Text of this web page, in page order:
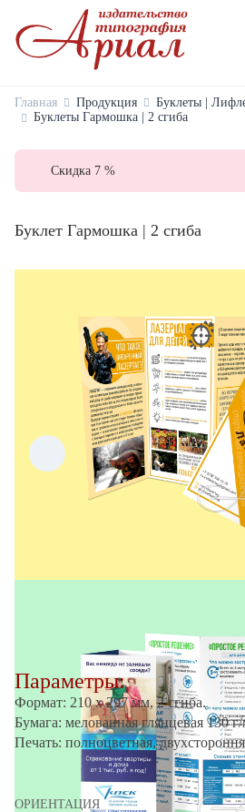
Главная Продукция
Буклеты |
Буклеты Гармошка | 2 сгиба
Скидка 7 %
Буклет Гармошка | 2 сгиба
Параметры:
Формат: 210 х 297 мм, 2 сгиба.
Бумага: мелованная глянцевая 130 г/
Печать: полноцветная,
ОРИЕНТАЦИЯ